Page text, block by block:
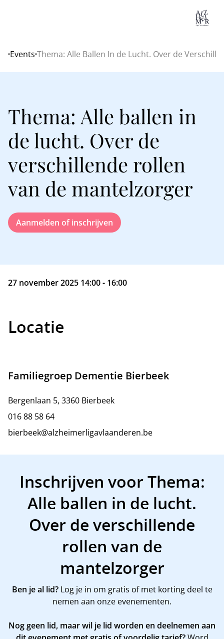
Home
Events Thema: Alle Ballen In de Lucht. Over de
Thema: Alle ballen in
de lucht. Over de
verschillende rollen
van de mantelzorger
Aanmelden of inschrijven
27 november 2025 14:00 - 16:00
Locatie
Familiegroep Dementie Bierbeek
Bergenlaan 5, 3360 Bierbeek
016 88 58 64
bierbeek@alzheimerligavlaanderen.be
Inschrijven voor Thema:
Alle ballen in de lucht.
Over de verschillende
rollen van de
mantelzorger
Ben je al lid?Log je in om gratis of met korting deel te
nemen aan onze evenementen.
Nog geen lid, maar wil je lid worden en deelnemen aan